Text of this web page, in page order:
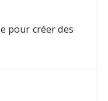
pour créer des